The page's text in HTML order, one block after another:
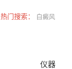
热门搜索： 白癜风
仪器